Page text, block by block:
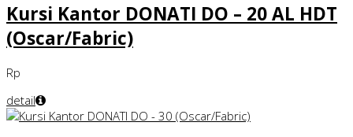
Kursi Kantor DONATI DO – 20 AL HDT
(Oscar/Fabric)
Rp
detail